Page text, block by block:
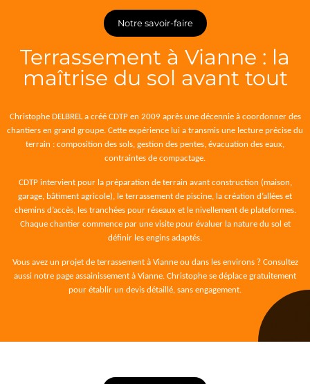
Notre savoir-faire
Terrassement à Vianne : la
maîtrise du sol avant tout
Christophe DELBREL a créé CDTP en 2009 après une décennie à coordonner des
chantiers en grand groupe. Cette expérience lui a transmis une lecture précise du
terrain : composition des sols, gestion des pentes, évacuation des eaux,
contraintes de compactage.
CDTP intervient pour la préparation de terrain avant construction (maison,
garage, bâtiment agricole), le terrassement de piscine, la création d’allées et
chemins d’accès, les tranchées pour réseaux et le nivellement de plateformes.
Chaque chantier commence par une visite pour évaluer la nature du sol et
définir les engins adaptés.
Vous avez un projet de terrassement à Vianne ou dans les environs ? Consultez
aussi notre page assainissement à Vianne. Christophe se déplace gratuitement
pour établir un devis détaillé, sans engagement.